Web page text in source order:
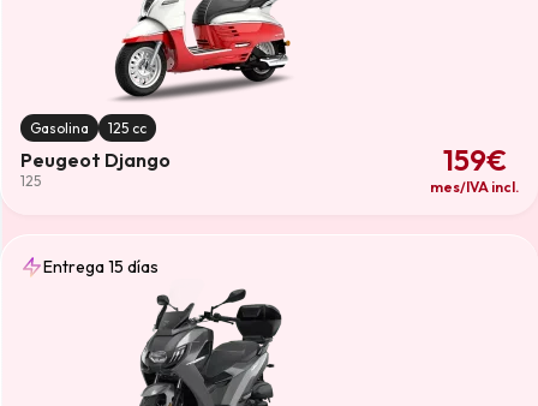
Gasolina 125 cc
Peugeot Django
125
159€
mes/IVA incl.
Entrega 15 días